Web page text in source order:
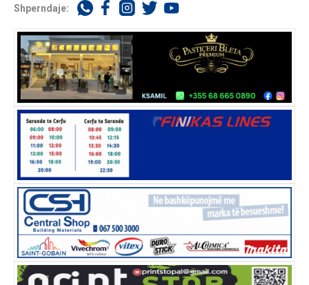
Shperndaje: